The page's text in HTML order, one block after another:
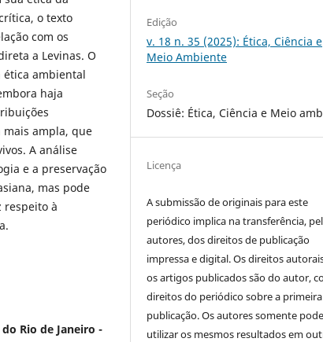
o texto
com os
a Levinas. O
ética ambiental
haja
ampla, que
A análise
e a preservação
mas pode
respeito à
Rio de Janeiro -
Edição
v. 18 n. 35 (2025): Ética, Ciência e
Meio Ambiente
Seção
Dossiê: Ética, Ciência e Meio
Licença
A submissão de originais para este
periódico implica na transferência,
autores, dos direitos de publicação
impressa e digital. Os direitos
os artigos publicados são do autor,
direitos do periódico sobre a primeira
publicação. Os autores somente
utilizar os mesmos resultados em